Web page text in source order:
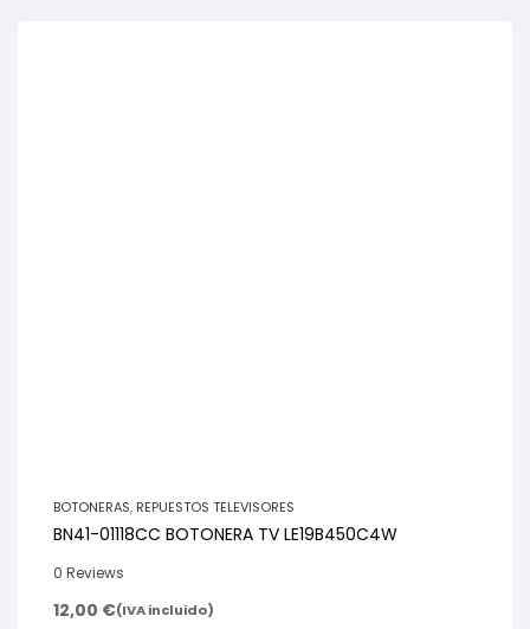
BOTONERAS, REPUESTOS TELEVISORES
BN41-01118CC BOTONERA TV LE19B450C4W
0 Reviews
12,00 €(IVA incluido)